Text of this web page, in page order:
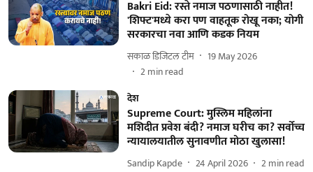
Bakri Eid: रस्ते नमाज पठणासाठी नाहीत!
'शिफ्ट'मध्ये करा पण वाहतूक रोखू नका; योगी
सरकारचा नवा आणि कडक नियम
सकाळ डिजिटल टीम
19 May 2026
2min read
देश
Supreme Court: मुस्लिम महिलांना
मशिदीत प्रवेश बंदी? नमाज घरीच का? सर्वोच्च
न्यायालयातील सुनावणीत मोठा खुलासा!
Sandip Kapde 24 April 2026 2min read